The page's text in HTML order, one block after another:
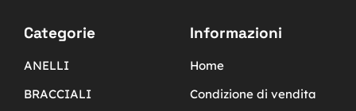
Categorie
ANELLI
BRACCIALI
Informazioni
Home
Condizione di vendita